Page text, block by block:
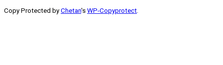
Copy Protected by Chetan's WP-Copyprotect.